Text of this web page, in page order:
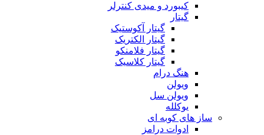
کیبورد و میدی کنترلر
گیتار
گیتار آکوستیک
گیتار الکتریک
گیتار فلامنکو
گیتار کلاسیک
هنگ درام
ویولن
ویولن سل
یوکلله
ساز های کوبه ای
ادوات درامز